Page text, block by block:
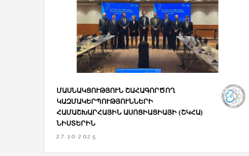
ՄԱՍՆԱԿՑՈՒԹՅՈՒՆ ՇԱՀԱԳՈՐԾՈՂ
ԿԱԶՄԱԿԵՐՊՈՒԹՅՈՒՆՆԵՐԻ
ՀԱՄԱՇԽԱՐՀԱՅԻՆ ԱՍՈՑԻԱՑԻԱՅԻ (ՇԿՀԱ)
ՆԻՍՏԵՐԻՆ
27.10.2025